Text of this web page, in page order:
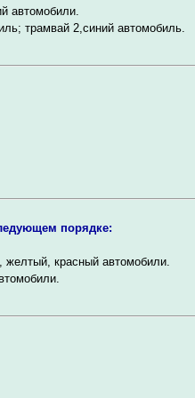
автомобили.
трамвай 2,синий автомобиль.
порядке:
красный автомобили.